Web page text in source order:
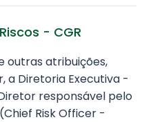
- CGR
outras atribuições,
a Diretoria Executiva -
responsável pelo
Risk Officer -